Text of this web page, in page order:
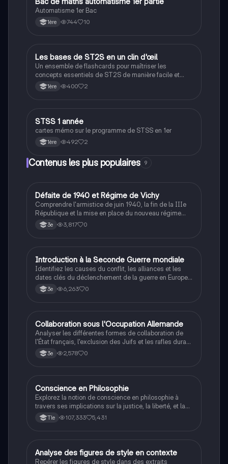
Automatisme 1er Bac
1ère 744 10
LST2S
Les bases de ST2S en un clin d'œil
Un ensemble de flashcards pour maîtriser les
concepts essentiels de ST2S de manière facile et
rapide.1ère 400 2
SST2S
STSS 1 année
cartes mémo sur le programme de STSS en 1er
1ère 492 2
Contenus les plus populaires 9
DHistoire
Défaite de 1940 et Régime de Vichy
Comprendre l'armistice de juin 1940, la fin de la IIIe
République et la mise en place du nouveau régime
autoritaire de Philippe Pétain.
3e 3,817 0
IHistoire
Introduction à la Seconde Guerre mondiale
Identifiez les causes du conflit, les alliances et les
dates clés du déclenchement de la guerre en Europe
et dans le Pacifique.
3e 6,263 0
CHistoire
Collaboration sous l'Occupation Allemande
Analyser les différentes formes de collaboration de
l'État français, l'exclusion des Juifs et les rafles durant
la Seconde Guerre mondiale.
3e 2,578 0
Philosophie
Conscience en Philosophie
Explorez la notion de conscience en philosophie à
travers ses implications sur la justice, la liberté, et la
connaissance. Cette fiche de révision aborde les
débats philosophiques sur la conscience, le cogito, et
étudiants en philosophie cherchant à approfondir leur
compréhension des enjeux éthiques et existentiels.
Tle 107,333 5,431
AFrançais
Analyse des figures de style en contexte
Repérer les figures de style dans des extraits